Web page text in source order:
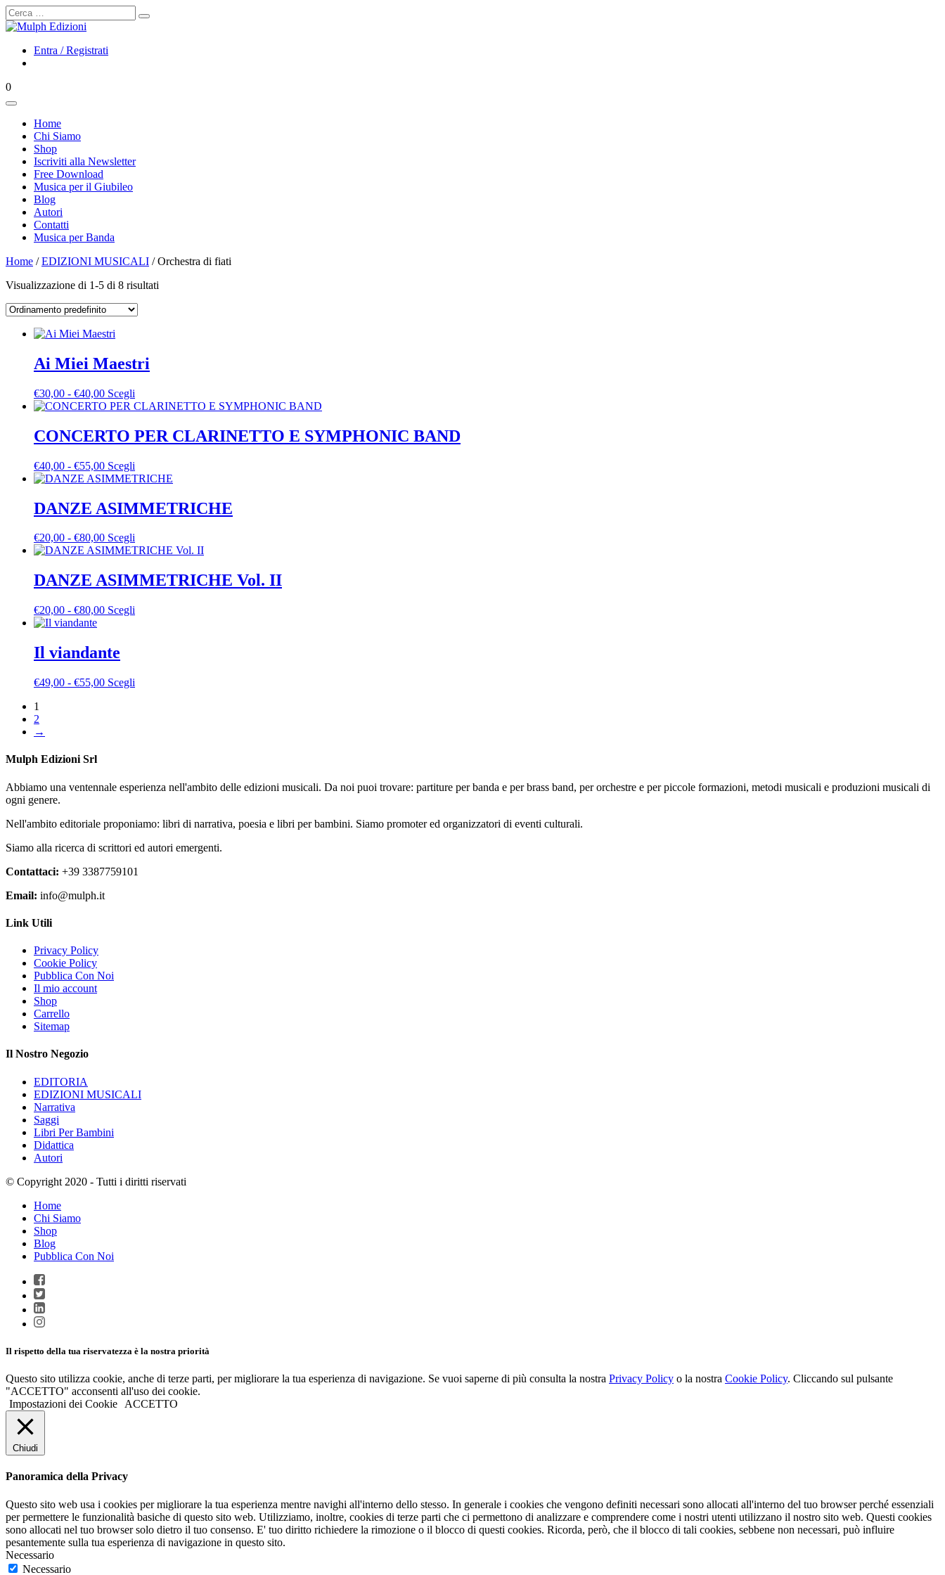
Cerca
Entra / Registrati
0
Home
Chi Siamo
Shop
Iscriviti alla Newsletter
Free Download
Musica per il Giubileo
Blog
Autori
Contatti
Musica per Banda
Home /EDIZIONI MUSICALI / Orchestra di fiati
Visualizzazione di 1-5 di 8 risultati
Ai Miei Maestri
€30,00 - €40,00Fascia
di
da
€30,00
€40,00
Scegli
prodotto
più
varianti.
opzioni
possono
scelte
nella
del
prodotto
CONCERTO PER CLARINETTO E SYMPHONIC BAND
€40,00 - €55,00Fascia
di
da
€40,00
€55,00
Scegli
prodotto
più
varianti.
opzioni
possono
scelte
nella
del
DANZE ASIMMETRICHE
€20,00 - €80,00Fascia
di
da
€20,00
€80,00
Scegli
prodotto
più
varianti.
opzioni
del
DANZE ASIMMETRICHE Vol. II
€20,00 - €80,00Fascia
da
€20,00
€80,00
Scegli
opzioni
Il viandante
€49,00 - €55,00Fascia
Scegli
essere
pagina
prodotto
1
2
→
Mulph Edizioni Srl
Abbiamo una ventennale esperienza nell'ambito delle edizioni musicali. Da noi puoi trovare: partiture per banda e per brass band, per orchestre e per piccole formazioni, metodi musicali e produzioni musicali di
ogni genere.
Nell'ambito editoriale proponiamo: libri di narrativa, poesia e libri per bambini. Siamo promoter ed organizzatori di eventi culturali.
Siamo alla ricerca di scrittori ed autori emergenti.
Contattaci: +39 3387759101
Email: info@mulph.it
Link Utili
Privacy Policy
Cookie Policy
Pubblica Con Noi
Il mio account
Shop
Carrello
Sitemap
Il Nostro Negozio
EDITORIA
EDIZIONI MUSICALI
Narrativa
Saggi
Libri Per Bambini
Didattica
Autori
© Copyright 2020 - Tutti i diritti riservati
Home
Chi Siamo
Shop
Blog
Pubblica Con Noi
Il rispetto della tua riservatezza è la nostra priorità
Questo sito utilizza cookie, anche di terze parti, per migliorare la tua esperienza di navigazione. Se vuoi saperne di più consulta la nostra Privacy Policy o la nostra Cookie Policy. Cliccando sul pulsante
"ACCETTO" acconsenti all'uso dei cookie.
Impostazioni dei Cookie
ACCETTO
Chiudi
Panoramica della Privacy
Questo sito web usa i cookies per migliorare la tua esperienza mentre navighi all'interno dello stesso. In generale i cookies che vengono definiti necessari sono allocati all'interno del tuo browser perché essenziali
per permettere le funzionalità basiche di questo sito web. Utilizziamo, inoltre, cookies di terze parti che ci permettono di analizzare e comprendere come i nostri utenti utilizzano il nostro sito web. Questi cookies
sono allocati nel tuo browser solo dietro il tuo consenso. E' tuo diritto richiedere la rimozione o il blocco di questi cookies. Ricorda, però, che il blocco di tali cookies, sebbene non necessari, può influire
pesantemente sulla tua esperienza di navigazione in questo sito.
Necessario
Necessario